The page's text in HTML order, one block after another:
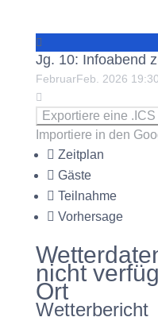
Jg. 10: Infoabend
FebruarFeb. 2026 19:30
Exportiere eine
Importiere in den
Zeitplan
Gäste
Teilnahme
Vorhersage
nicht
Ort
Wetterbericht